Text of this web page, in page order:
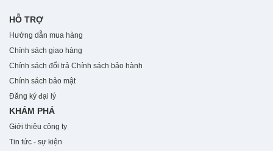
HỖ TRỢ
Hướng dẫn mua hàng
Chính sách giao hàng
Chính sách đổi trả Chính sách bảo hành
Chính sách bảo mật
Đăng ký đại lý
KHÁM PHÁ
Giới thiệu công ty
Tin tức - sự kiện